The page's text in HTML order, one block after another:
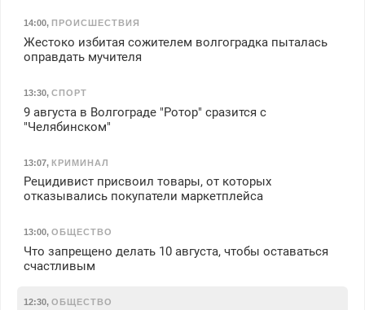
14:00, ПРОИСШЕСТВИЯ
Жестоко избитая сожителем волгоградка пыталась
оправдать мучителя
13:30, СПОРТ
9 августа в Волгограде "Ротор" сразится с
"Челябинском"
13:07, КРИМИНАЛ
Рецидивист присвоил товары, от которых
отказывались покупатели маркетплейса
13:00, ОБЩЕСТВО
Что запрещено делать 10 августа, чтобы оставаться
счастливым
12:30, ОБЩЕСТВО